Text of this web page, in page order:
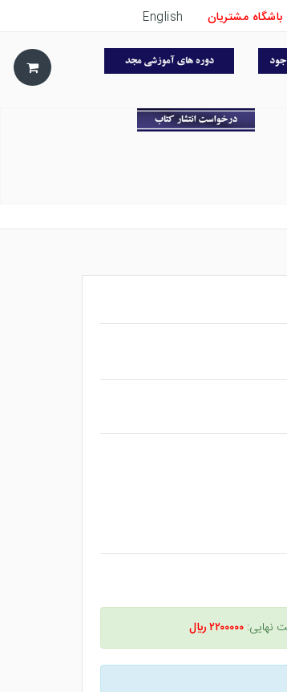
باشگاه مشتریان English
نهایی:۲۲۰۰۰۰۰ ريال